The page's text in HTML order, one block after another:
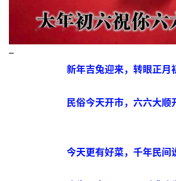
–
新年吉兔迎来，转眼正月
民俗今天开市，六六大顺
今天更有好菜，千年民间